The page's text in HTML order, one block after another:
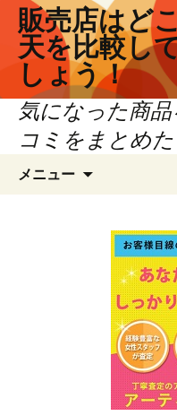
ツ
販売店はど
天を比較し
しょう！
気になった商
コミをまとめた
メニュー